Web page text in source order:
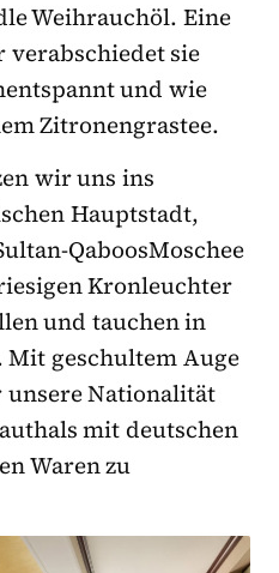
Weihrauchöl. Eine
verabschiedet sie
und wie
Zitronengrastee.
wir uns ins
Hauptstadt,
QaboosMoschee
Kronleuchter
und tauchen in
Mit geschultem Auge
unsere Nationalität
mit deutschen
Waren zu